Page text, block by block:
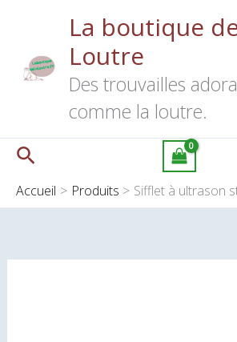
La boutique
Loutre
Des trouvailles
comme la loutre.
Rechercher
Accueil Produits Sifflet à ultrason
standard